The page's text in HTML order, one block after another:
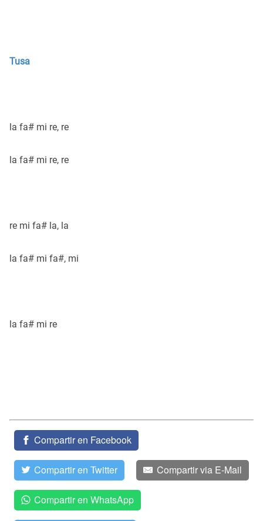
Tusa
la fa# mi re, re
la fa# mi re, re
re mi fa# la, la
la fa# mi fa#, mi
la fa# mi re
Compartir en Facebook
Compartir en Twitter Compartir via E-Mail
Compartir en WhatsApp